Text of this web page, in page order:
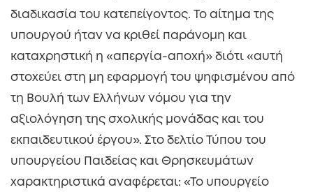
διαδικασία του κατεπείγοντος. Το αίτημα της
υπουργού ήταν να κριθεί παράνομη και
καταχρηστική η «απεργία-αποχή» διότι «αυτή
στοχεύει στη μη εφαρμογή του ψηφισμένου από
τη Βουλή των Ελλήνων νόμου για την
αξιολόγηση της σχολικής μονάδας και του
εκπαιδευτικού έργου». Στο δελτίο Τύπου του
υπουργείου Παιδείας και Θρησκευμάτων
χαρακτηριστικά αναφέρεται: «Το υπουργείο